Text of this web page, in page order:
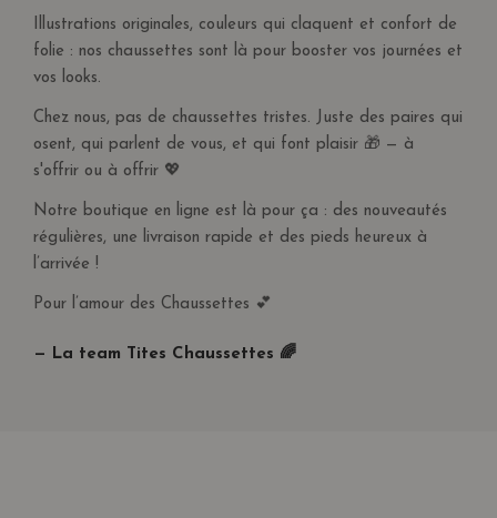
Illustrations originales, couleurs qui claquent et confort de
folie : nos chaussettes sont là pour booster vos journées et
vos looks.
Chez nous, pas de chaussettes tristes. Juste des paires qui
osent, qui parlent de vous, et qui font plaisir 🎁 — à
s'offrir ou à offrir 💖
Notre boutique en ligne est là pour ça : des nouveautés
régulières, une livraison rapide et des pieds heureux à
l’arrivée !
Pour l’amour des Chaussettes 💕
— La team Tites Chaussettes 🌈